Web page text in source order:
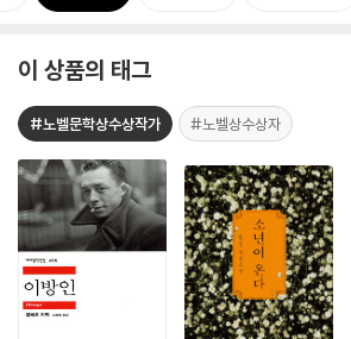
이 상품의 태그
#노벨문학상수상작가 #노벨상수상자